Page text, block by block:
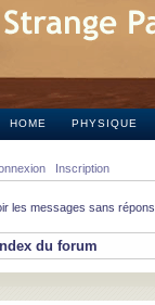
HOME PHYSIQUE
Inscription
les messages sans
Index du forum